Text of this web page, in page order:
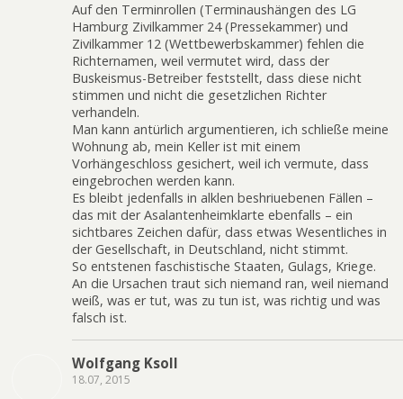
Auf den Terminrollen (Terminaushängen des LG
Hamburg Zivilkammer 24 (Pressekammer) und
Zivilkammer 12 (Wettbewerbskammer) fehlen die
Richternamen, weil vermutet wird, dass der
Buskeismus-Betreiber feststellt, dass diese nicht
stimmen und nicht die gesetzlichen Richter
verhandeln.
Man kann antürlich argumentieren, ich schließe meine
Wohnung ab, mein Keller ist mit einem
Vorhängeschloss gesichert, weil ich vermute, dass
eingebrochen werden kann.
Es bleibt jedenfalls in alklen beshriuebenen Fällen –
das mit der Asalantenheimklarte ebenfalls – ein
sichtbares Zeichen dafür, dass etwas Wesentliches in
der Gesellschaft, in Deutschland, nicht stimmt.
So entstenen faschistische Staaten, Gulags, Kriege.
An die Ursachen traut sich niemand ran, weil niemand
weiß, was er tut, was zu tun ist, was richtig und was
falsch ist.
Wolfgang Ksoll
18.07, 2015